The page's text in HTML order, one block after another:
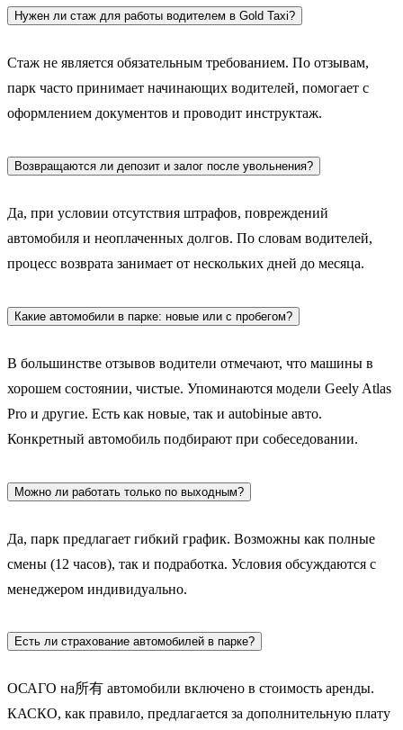
Нужен ли стаж для работы водителем в Gold Taxi?
Стаж не является обязательным требованием. По отзывам,
парк часто принимает начинающих водителей, помогает с
оформлением документов и проводит инструктаж.
Возвращаются ли депозит и залог после увольнения?
Да, при условии отсутствия штрафов, повреждений
автомобиля и неоплаченных долгов. По словам водителей,
процесс возврата занимает от нескольких дней до месяца.
Какие автомобили в парке: новые или с пробегом?
В большинстве отзывов водители отмечают, что машины в
хорошем состоянии, чистые. Упоминаются модели Geely Atlas
Pro и другие. Есть как новые, так и autobiные авто.
Конкретный автомобиль подбирают при собеседовании.
Можно ли работать только по выходным?
Да, парк предлагает гибкий график. Возможны как полные
смены (12 часов), так и подработка. Условия обсуждаются с
менеджером индивидуально.
Есть ли страхование автомобилей в парке?
ОСАГО на所有 автомобили включено в стоимость аренды.
КАСКО, как правило, предлагается за дополнительную плату